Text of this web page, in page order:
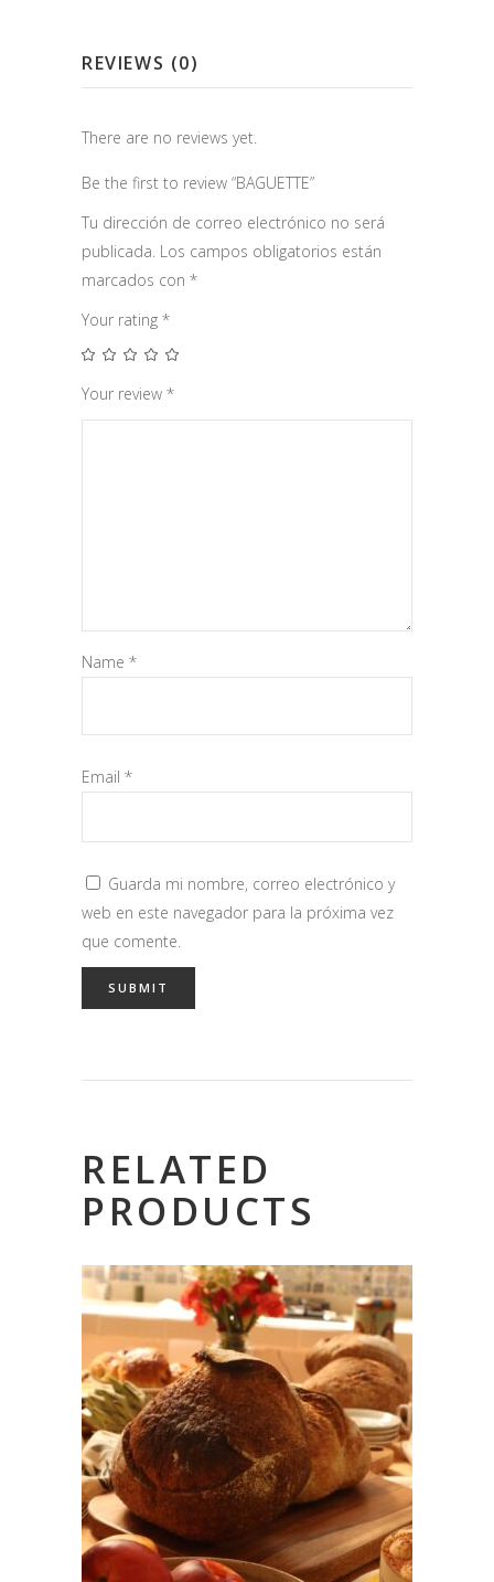
REVIEWS (0)
There are no reviews yet.
Be the first to review “BAGUETTE”
Tu dirección de correo electrónico no será
publicada. Los campos obligatorios están
marcados con *
Your rating *
Your review *
Name *
Email *
Guarda mi nombre, correo electrónico y
web en este navegador para la próxima vez
que comente.
RELATED
PRODUCTS